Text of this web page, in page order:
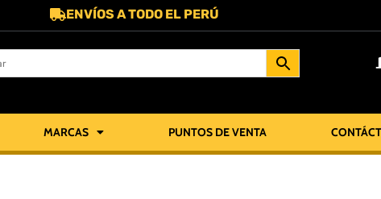
ENVÍOS A TODO EL PERÚ
MARCAS PUNTOS DE VENTA